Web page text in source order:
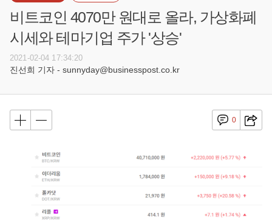
비트코인 4070만 원대로 올라, 가상화폐
시세와 테마기업 주가 '상승'
2021-02-04 17:34:20
진선희 기자 - sunnyday@businesspost.co.kr
0